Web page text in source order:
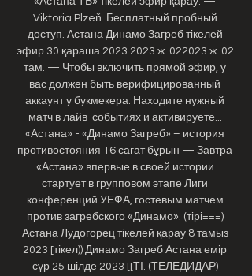
Viktoria Plzeň. Бесплатный пробный
доступ. Астана Динамо Загреб тікелей
эфир 30 қараша 2023 2023 ж. 022023 ж. 02
там. — Чтобы включить прямой эфир, у
вас должен быть верифицированный
аккаунт у букмекера. Находите нужный
матч в лайв-событиях и активируете...
«Астана» - «Динамо Загреб» – история
противостояния 16 сағат бұрын — Завтра
«Астана» впервые в своей истории
стартует в групповом этапе Лиги
конференций УЕФА, гостевым матчем
против загребского «Динамо». (тірі===)
Астана Лудогорец тікелей қарау 8 тамыз
2023 [тікел)) Динамо Загреб Астана өмір
сүр 25 шілде 2023 [[ТІ. (ТЕЛЕДИДАР)